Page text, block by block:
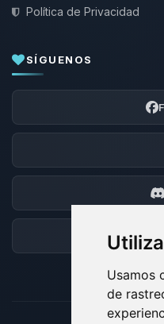
Usamos
de
Política de Privacidad
SÍGUENOS